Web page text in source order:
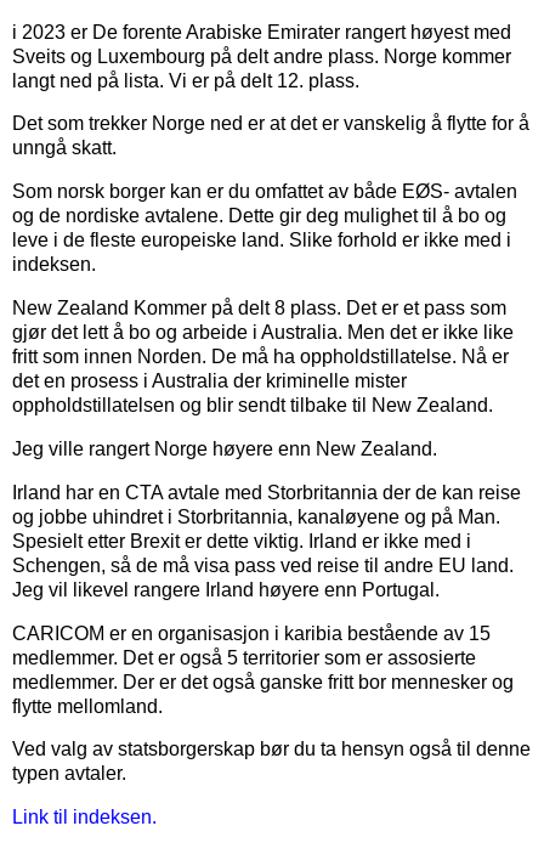
i 2023 er De forente Arabiske Emirater rangert høyest med
Sveits og Luxembourg på delt andre plass. Norge kommer
langt ned på lista. Vi er på delt 12. plass.
Det som trekker Norge ned er at det er vanskelig å flytte for å
unngå skatt.
Som norsk borger kan er du omfattet av både EØS- avtalen
og de nordiske avtalene. Dette gir deg mulighet til å bo og
leve i de fleste europeiske land. Slike forhold er ikke med i
indeksen.
New Zealand Kommer på delt 8 plass. Det er et pass som
gjør det lett å bo og arbeide i Australia. Men det er ikke like
fritt som innen Norden. De må ha oppholdstillatelse. Nå er
det en prosess i Australia der kriminelle mister
oppholdstillatelsen og blir sendt tilbake til New Zealand.
Jeg ville rangert Norge høyere enn New Zealand.
Irland har en CTA avtale med Storbritannia der de kan reise
og jobbe uhindret i Storbritannia, kanaløyene og på Man.
Spesielt etter Brexit er dette viktig. Irland er ikke med i
Schengen, så de må visa pass ved reise til andre EU land.
Jeg vil likevel rangere Irland høyere enn Portugal.
CARICOM er en organisasjon i karibia bestående av 15
medlemmer. Det er også 5 territorier som er assosierte
medlemmer. Der er det også ganske fritt bor mennesker og
flytte mellomland.
Ved valg av statsborgerskap bør du ta hensyn også til denne
typen avtaler.
Link til indeksen.